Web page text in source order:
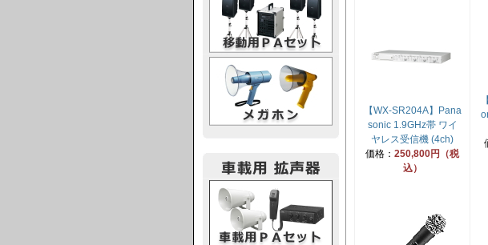
【WX-SR204A】Pana
sonic 1.9GHz帯 ワイ
ヤレス受信機 (4ch)
価格： 250,800円（税
込）